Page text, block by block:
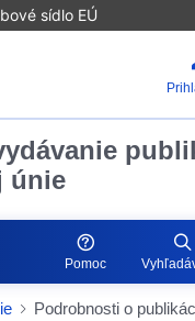
sídlo EÚ
únie
Pomoc
Podrobnosti o